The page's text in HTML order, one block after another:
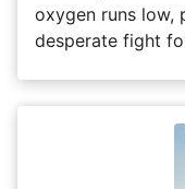
oxygen runs low,
desperate fight